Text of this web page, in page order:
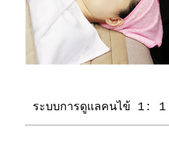
ระบบการดูแลคนไข้ 1: 1